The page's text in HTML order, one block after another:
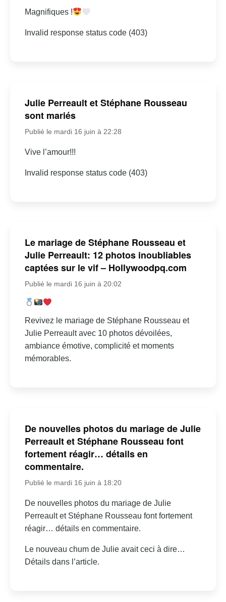
Magnifiques !
Invalid response status code (403)
Julie Perreault et Stéphane Rousseau
sont mariés
Publié le mardi 16 juin à 22:28
Vive l’amour!!!
Invalid response status code (403)
Le mariage de Stéphane Rousseau et
Julie Perreault: 12 photos inoubliables
captées sur le vif – Hollywoodpq.com
Publié le mardi 16 juin à 20:02
Revivez le mariage de Stéphane Rousseau et
Julie Perreault avec 10 photos dévoilées,
ambiance émotive, complicité et moments
mémorables.
De nouvelles photos du mariage de Julie
Perreault et Stéphane Rousseau font
fortement réagir… détails en
commentaire.
Publié le mardi 16 juin à 18:20
De nouvelles photos du mariage de Julie
Perreault et Stéphane Rousseau font fortement
réagir… détails en commentaire.
Le nouveau chum de Julie avait ceci à dire…
Détails dans l’article.